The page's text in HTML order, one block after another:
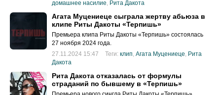
домашнее насилие, Рита Дакота
Агата Муцениеце сыграла жертву абьюза в
клипе Риты Дакоты «Терпишь»
Премьера клипа Риты Дакоты «Терпишь» состоялась
27 ноября 2024 года.
27.11.2024 15:47
Теги: клип Агата Муцениеце Рита
Дакота
Рита Дакота отказалась от формулы
страданий по бывшему в «Терпишь»